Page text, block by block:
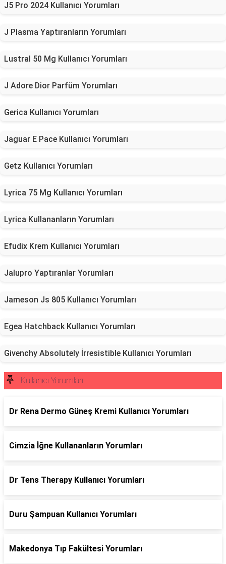
J5 Pro 2024 Kullanıcı Yorumları
J Plasma Yaptıranların Yorumları
Lustral 50 Mg Kullanıcı Yorumları
J Adore Dior Parfüm Yorumları
Gerica Kullanıcı Yorumları
Jaguar E Pace Kullanıcı Yorumları
Getz Kullanıcı Yorumları
Lyrica 75 Mg Kullanıcı Yorumları
Lyrica Kullananların Yorumları
Efudix Krem Kullanıcı Yorumları
Jalupro Yaptıranlar Yorumları
Jameson Js 805 Kullanıcı Yorumları
Egea Hatchback Kullanıcı Yorumları
Givenchy Absolutely İrresistible Kullanıcı Yorumları
Kullanıcı Yorumları
Dr Rena Dermo Güneş Kremi Kullanıcı Yorumları
Cimzia İğne Kullananların Yorumları
Dr Tens Therapy Kullanıcı Yorumları
Duru Şampuan Kullanıcı Yorumları
Makedonya Tıp Fakültesi Yorumları